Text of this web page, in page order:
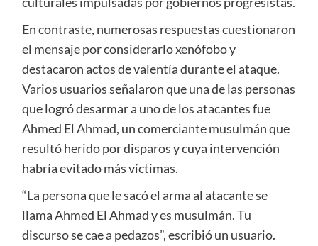
En contraste, numerosas respuestas cuestionaron
el mensaje por considerarlo xenófobo y
destacaron actos de valentía durante el ataque.
Varios usuarios señalaron que una de las personas
que logró desarmar a uno de los atacantes fue
Ahmed El Ahmad, un comerciante musulmán que
resultó herido por disparos y cuya intervención
habría evitado más víctimas.
“La persona que le sacó el arma al atacante se
llama Ahmed El Ahmad y es musulmán. Tu
discurso se cae a pedazos”, escribió un usuario.